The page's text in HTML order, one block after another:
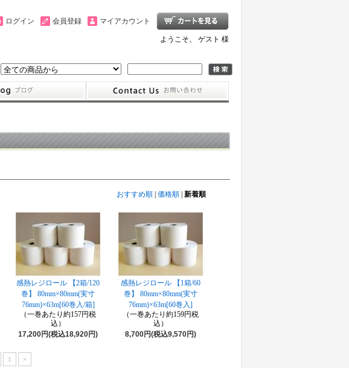
マイアカウント
会員登録
ログイン
ようこそ、 ゲスト 様
おすすめ順 価格順 新着順
感熱レジロール 【2箱/120
巻】 80mm×80mm(実寸
76mm)×63m[60巻入/箱]
（一巻あたり約157円税
込）
17,200円(税込18,920円)
感熱レジロール 【1箱/60
巻】 80mm×80mm(実寸
76mm)×63m[60巻入]
（一巻あたり約159円税
込）
8,700円(税込9,570円)
1 >